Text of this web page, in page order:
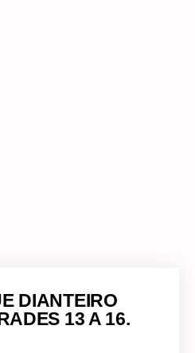
DIANTEIRO
13 A 16.